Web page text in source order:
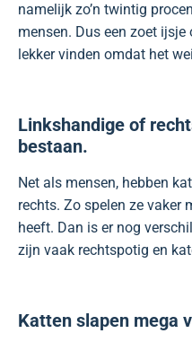
namelijk zo’n twintig
mensen. Dus een zoet
lekker vinden omdat het
Linkshandige of
bestaan.
Net als mensen, hebben
rechts. Zo spelen ze vaker
heeft. Dan is er nog
zijn vaak rechtspotig en
Katten slapen mega